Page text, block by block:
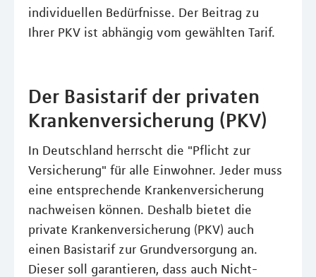
individuellen Bedürfnisse. Der Beitrag zu
Ihrer PKV ist abhängig vom gewählten Tarif.
Der Basistarif der privaten
Krankenversicherung (PKV)
In Deutschland herrscht die "Pflicht zur
Versicherung" für alle Einwohner. Jeder muss
eine entsprechende Krankenversicherung
nachweisen können. Deshalb bietet die
private Krankenversicherung (PKV) auch
einen Basistarif zur Grundversorgung an.
Dieser soll garantieren, dass auch Nicht-